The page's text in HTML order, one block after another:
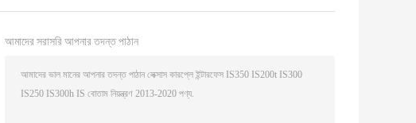
আমাদের সরাসরি আপনার তদন্ত পাঠান